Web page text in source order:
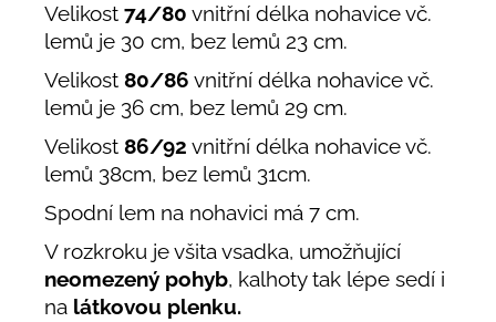
Velikost 74/80 vnitřní délka nohavice vč.
lemů je 30 cm, bez lemů 23 cm.
Velikost 80/86 vnitřní délka nohavice vč.
lemů je 36 cm, bez lemů 29 cm.
Velikost 86/92 vnitřní délka nohavice vč.
lemů 38cm, bez lemů 31cm.
Spodní lem na nohavici má 7 cm.
V rozkroku je všita vsadka, umožňující
neomezený pohyb, kalhoty tak lépe sedí i
na látkovou plenku.